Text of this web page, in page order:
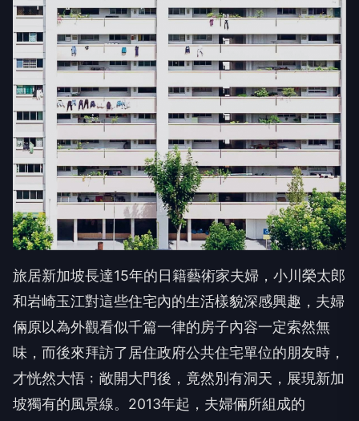
旅居新加坡長達15年的日籍藝術家夫婦，小川榮太郎
和岩崎玉江對這些住宅內的生活樣貌深感興趣，夫婦
倆原以為外觀看似千篇一律的房子內容一定索然無
味，而後來拜訪了居住政府公共住宅單位的朋友時，
才恍然大悟﹔敞開大門後，竟然別有洞天，展現新加
坡獨有的風景線。2013年起，夫婦倆所組成的